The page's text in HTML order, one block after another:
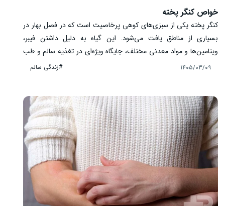
خواص کنگر پخته
کنگر پخته یکی از سبزی‌های کوهی پرخاصیت است که در فصل بهار در
بسیاری از مناطق یافت می‌شود. این گیاه به دلیل داشتن فیبر،
ویتامین‌ها و مواد معدنی مختلف، جایگاه ویژه‌ای در تغذیه سالم و طب
سنتی دارد. مصرف کنگر به صورت پخته باعث می‌شود هضم آن آسان‌تر
۱۴۰۵/۰۳/۰۹ #زندگی سالم